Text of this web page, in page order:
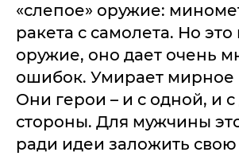
«слепое» оружие:
ракета с самолета. Но
оружие, оно дает очень
ошибок. Умирает мирное
Они герои – и с одной, и с
стороны. Для мужчины
ради идеи заложить